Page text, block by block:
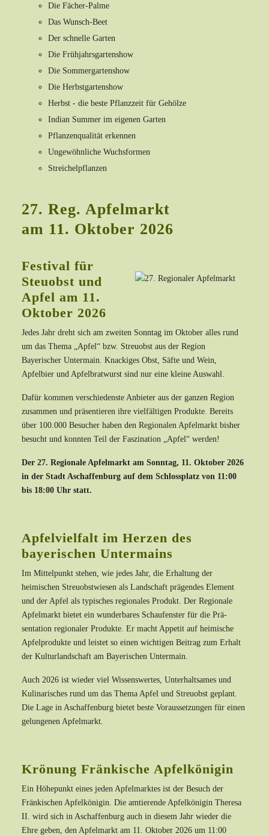
Die Fächer-Palme
Das Wunsch-Beet
Der schnelle Garten
Die Frühjahrsgartenshow
Die Sommergartenshow
Die Herbstgartenshow
Herbst - die beste Pflanzzeit für Gehölze
Indian Summer im eigenen Garten
Pflanzenqualität erkennen
Ungewöhnliche Wuchsformen
Streichelpflanzen
27. Reg. Apfelmarkt
am 11. Oktober 2026
Festival für
Steuobst und
Apfel am 11.
Oktober 2026
Jedes Jahr dreht sich am zweiten Sonntag im Oktober alles rund
um das Thema „Apfel“ bzw. Streuobst aus der Region
Bayerischer Untermain. Knackiges Obst, Säfte und Wein,
Apfelbier und Apfelbratwurst sind nur eine kleine Auswahl.
Dafür kommen verschiedenste Anbieter aus der ganzen Region
zusammen und präsentieren ihre vielfältigen Produkte. Bereits
über 100.000 Besucher haben den Regionalen Apfelmarkt bisher
besucht und konnten Teil der Faszination „Apfel“ werden!
Der 27. Regionale Apfelmarkt am Sonntag, 11. Oktober 2026
in derStadt Aschaffenburg auf dem Schlossplatz von 11:00
bis 18:00 Uhr statt.
Apfelvielfalt im Herzen des
bayerischen Untermains
Im Mittelpunkt stehen, wie jedes Jahr, die Erhaltung der
heimischen Streuobstwiesen als Landschaft prägendes Element
und der Apfel als typisches regionales Produkt. Der Regionale
Apfelmarkt bietet ein wunderbares Schaufenster für die Prä­
sentation regionaler Produkte. Er macht Appetit auf heimische
Apfelprodukte und leistet so einen wichtigen Beitrag zum Erhalt
der Kulturlandschaft am Bayerischen Untermain.
Auch 2026 ist wieder viel Wissenswertes, Unterhaltsames und
Kulinarisches rund um das Thema Apfel und Streuobst ge­plant.
Die Lage in Aschaffenburg bietet beste Voraussetzungen für einen
gelungenen Apfelmarkt.
Krönung Fränkische Apfelkönigin
Ein Höhepunkt eines jeden Apfelmarktes ist der Besuch der
Fränkischen Apfelkönigin. Die amtierende Apfelkönigin Theresa
II. wird sich in Aschaffenburg auch in diesem Jahr wieder die
Ehre geben, den Apfelmarkt am 11. Oktober 2026 um 11:00